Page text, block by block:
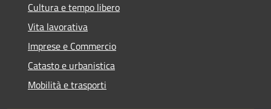
Cultura e tempo libero
Vita lavorativa
Imprese e Commercio
Catasto e urbanistica
Mobilità e trasporti